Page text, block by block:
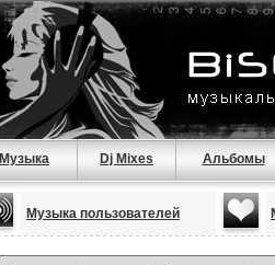
Музыка Dj Mixes Альбомы
Музыка пользователей